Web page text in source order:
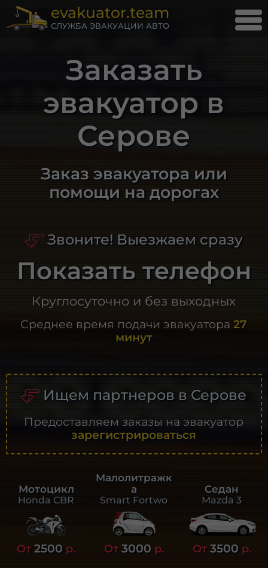
evakuator.team
СЛУЖБА ЭВАКУАЦИИ АВТО
Заказать
эвакуатор в
Серове
Заказ эвакуатора или
помощи на дорогах
Звоните! Выезжаем сразу
Показать телефон
Круглосуточно и без выходных
Среднее время подачи эвакуатора27
минут
Ищем партнеров в Серове
Предоставляем заказы на эвакуатор
зарегистрироваться
Мотоцикл
Honda CBR
От2500 р.
Малолитражк
а
Smart Fortwo
От 3000 р.
Седан
Mazda 3
От 3500 р.